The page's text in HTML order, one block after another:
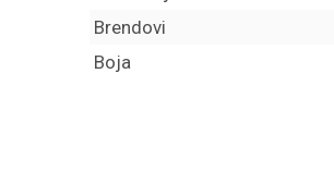
Brendovi
Boja